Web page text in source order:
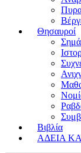
Θησαυροί
Βιβλία
ΑΔΕΙΑ